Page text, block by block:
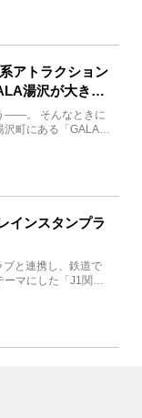
アトラクション
湯沢が大きく
――。 そんなときに
町にある「GALA湯
インスタンプラ
と連携し、鉄道で
マにした「J1関東8